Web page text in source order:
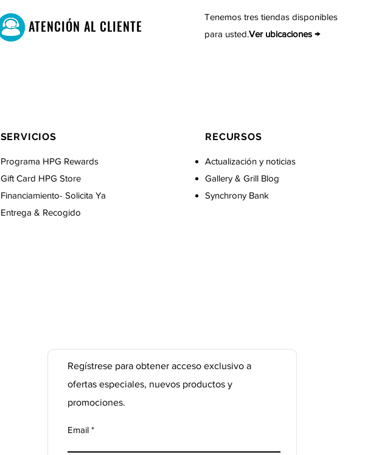
ATENCIÓN AL CLIENTE
Tenemos tres tiendas disponibles
para usted.Ver ubicaciones →
SERVICIOS
Programa HPG Rewards
Gift Card HPG Store
Financiamiento- Solicita Ya
Entrega & Recogido
RECURSOS
Actualización y noticias
Gallery & Grill Blog
Synchrony Bank
Regístrese para obtener acceso exclusivo a
ofertas especiales, nuevos productos y
promociones.
Email